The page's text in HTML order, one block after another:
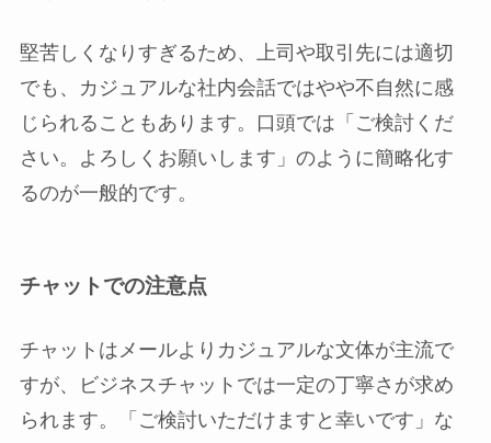
堅苦しくなりすぎるため、上司や取引先には適切
でも、カジュアルな社内会話ではやや不自然に感
じられることもあります。口頭では「ご検討くだ
さい。よろしくお願いします」のように簡略化す
るのが一般的です。
チャットでの注意点
チャットはメールよりカジュアルな文体が主流で
すが、ビジネスチャットでは一定の丁寧さが求め
られます。「ご検討いただけますと幸いです」な